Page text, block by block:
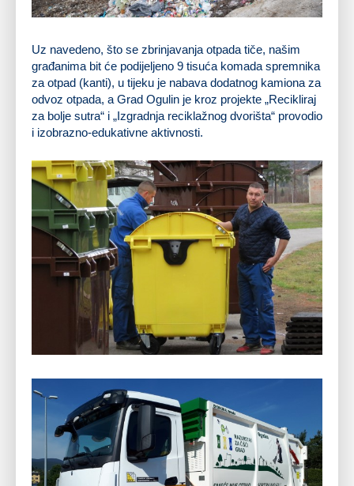
Uz navedeno, što se zbrinjavanja otpada tiče, našim
građanima bit će podijeljeno 9 tisuća komada spremnika
za otpad (kanti), u tijeku je nabava dodatnog kamiona za
odvoz otpada, a Grad Ogulin je kroz projekte „Recikliraj
za bolje sutra“ i „Izgradnja reciklažnog dvorišta“ provodio
i izobrazno-edukativne aktivnosti.